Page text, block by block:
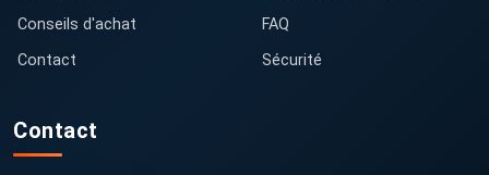
Conseils d'achat
Contact
FAQ
Sécurité
Contact